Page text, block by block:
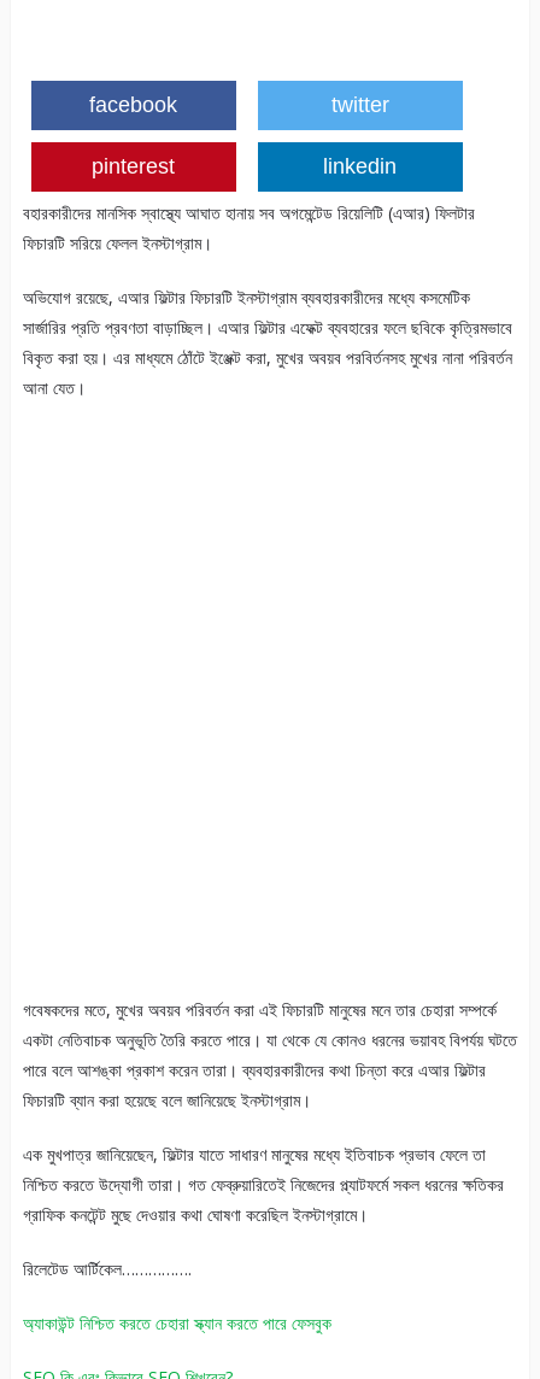
facebook twitter
pinterest linkedin
বহারকারীদের মানসিক স্বাস্থ্যে আঘাত হানায় সব অগমেন্টেড রিয়েলিটি (এআর) ফিলটার
ফিচারটি সরিয়ে ফেলল ইনস্টাগ্রাম।
অভিযোগ রয়েছে, এআর ফিল্টার ফিচারটি ইনস্টাগ্রাম ব্যবহারকারীদের মধ্যে কসমেটিক
সার্জারির প্রতি প্রবণতা বাড়াচ্ছিল। এআর ফিল্টার এফেক্ট ব্যবহারের ফলে ছবিকে কৃত্রিমভাবে
বিকৃত করা হয়। এর মাধ্যমে ঠোঁটে ইঞ্জেক্ট করা, মুখের অবয়ব পরবির্তনসহ মুখের নানা পরিবর্তন
আনা যেত।
গবেষকদের মতে, মুখের অবয়ব পরিবর্তন করা এই ফিচারটি মানুষের মনে তার চেহারা সম্পর্কে
একটা নেতিবাচক অনুভূতি তৈরি করতে পারে। যা থেকে যে কোনও ধরনের ভয়াবহ বিপর্যয় ঘটতে
পারে বলে আশঙ্কা প্রকাশ করেন তারা। ব্যবহারকারীদের কথা চিন্তা করে এআর ফিল্টার
ফিচারটি ব্যান করা হয়েছে বলে জানিয়েছে ইনস্টাগ্রাম।
এক মুখপাত্র জানিয়েছেন, ফিল্টার যাতে সাধারণ মানুষের মধ্যে ইতিবাচক প্রভাব ফেলে তা
নিশ্চিত করতে উদ্যোগী তারা। গত ফেব্রুয়ারিতেই নিজেদের প্ল্যাটফর্মে সকল ধরনের ক্ষতিকর
গ্রাফিক কনটেন্ট মুছে দেওয়ার কথা ঘোষণা করেছিল ইনস্টাগ্রামে।
রিলেটেড আর্টিকেল…………….
অ্যাকাউন্ট নিশ্চিত করতে চেহারা স্ক্যান করতে পারে ফেসবুক